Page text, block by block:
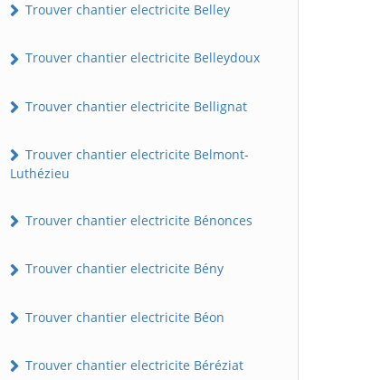
Trouver chantier electricite Belley
Trouver chantier electricite Belleydoux
Trouver chantier electricite Bellignat
Trouver chantier electricite Belmont-
Luthézieu
Trouver chantier electricite Bénonces
Trouver chantier electricite Bény
Trouver chantier electricite Béon
Trouver chantier electricite Béréziat